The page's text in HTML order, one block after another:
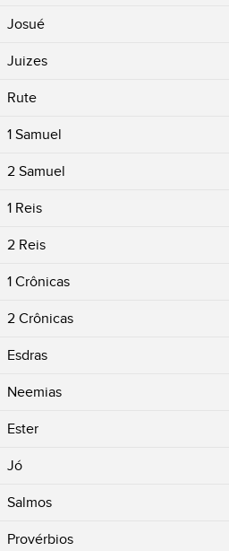
Josué
Juizes
Rute
1 Samuel
2 Samuel
1 Reis
2 Reis
1 Crônicas
2 Crônicas
Esdras
Neemias
Ester
Jó
Salmos
Provérbios